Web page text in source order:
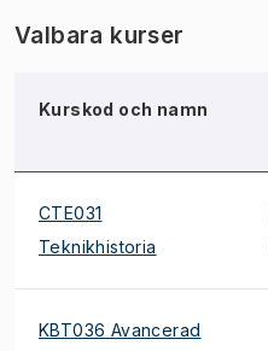
Valbara kurser
Kurskod och namn
CTE031
Teknikhistoria
KBT036 Avancerad